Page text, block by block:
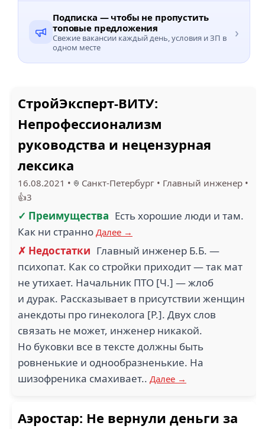
Подписка — чтобы не пропустить
топовые предложения
Свежие вакансии каждый день, условия и ЗП в
одном месте
›
СтройЭксперт-ВИТУ:
Непрофессионализм
руководства и нецензурная
лексика
16.08.2021 • Санкт-Петербург • Главный инженер •
👍3
✓ Преимущества Есть хорошие люди и там.
Как ни странно Далее →
✗ Недостатки Главный инженер Б.Б. —
психопат. Как со стройки приходит — так мат
не утихает. Начальник ПТО [Ч.] — жлоб
и дурак. Рассказывает в присутствии женщин
анекдоты про гинеколога [Р.]. Двух слов
связать не может, инженер никакой.
Но буковки все в тексте должны быть
ровненькие и однообразненькие. На
шизофреника смахивает.. Далее →
Аэростар: Не вернули деньги за